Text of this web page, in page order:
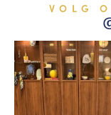
VOLG